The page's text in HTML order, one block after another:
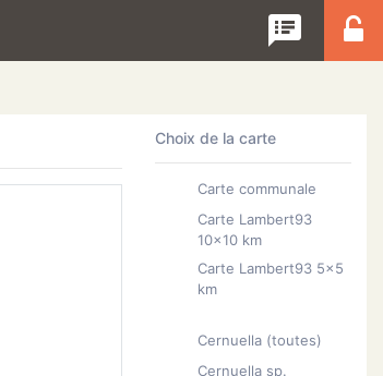
speaker_notes
Choix de la carte
Carte communale
Carte Lambert93
10x10 km
Carte Lambert93 5x5
km
Cernuella (toutes)
Cernuella sp.